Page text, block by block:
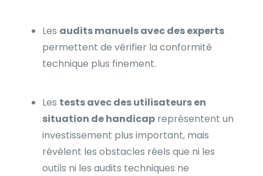
Les audits manuels avec des experts
permettent de vérifier la conformité
technique plus finement.
Les tests avec des utilisateurs en
situation de handicapreprésentent un
investissement plus important, mais
révèlent les obstacles réels que ni les
outils ni les audits techniques ne